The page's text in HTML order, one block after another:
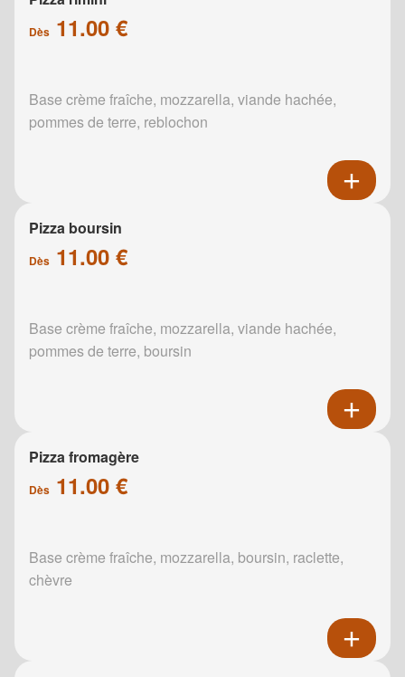
Dès 11.00 €
Base crème fraîche, mozzarella, viande hachée,
pommes de terre, reblochon
Pizza boursin
Dès 11.00 €
Base crème fraîche, mozzarella, viande hachée,
pommes de terre, boursin
Pizza fromagère
Dès 11.00 €
Base crème fraîche, mozzarella, boursin, raclette,
chèvre